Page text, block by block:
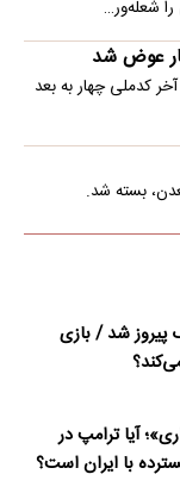
شعله‌ور…
عوض شد
آخر کدملی چهار به بعد
بسته شد.
پیروز شد / بازی
آیا ترامپ در
با ایران است؟